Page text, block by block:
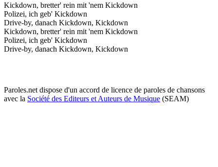
Kickdown, bretter' rein mit 'nem Kickdown
Polizei, ich geb' Kickdown
Drive-by, danach Kickdown, Kickdown
Kickdown, bretter' rein mit 'nem Kickdown
Polizei, ich geb' Kickdown
Drive-by, danach Kickdown, Kickdown
Paroles.net dispose d'un accord de licence de paroles de chansons
avec la Société des Editeurs et Auteurs de Musique (SEAM)